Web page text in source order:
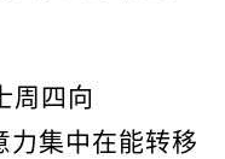
周四向
力集中在能转移